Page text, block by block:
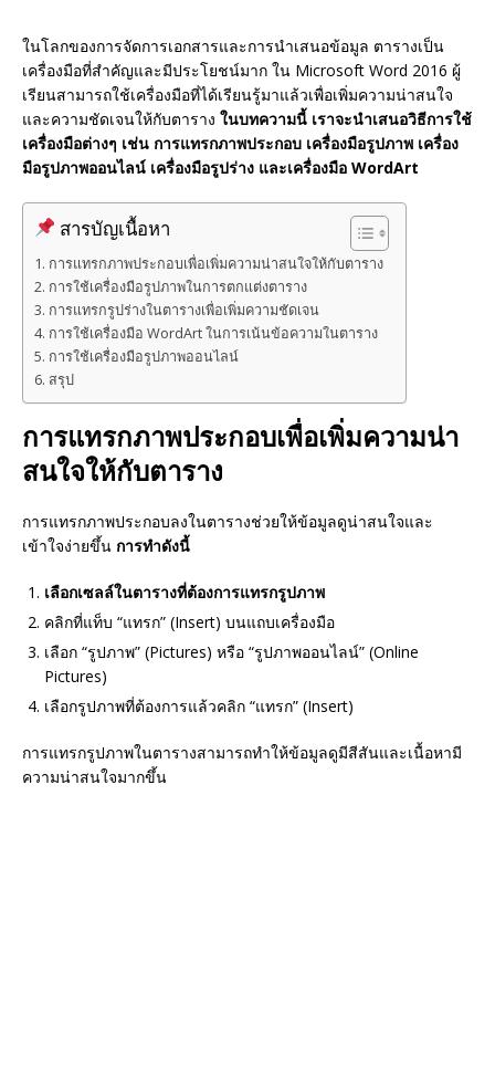
ในโลกของการจัดการเอกสารและการนำเสนอข้อมูล ตารางเป็น
เครื่องมือที่สำคัญและมีประโยชน์มาก ใน Microsoft Word 2016 ผู้
เรียนสามารถใช้เครื่องมือที่ได้เรียนรู้มาแล้วเพื่อเพิ่มความน่าสนใจ
และความชัดเจนให้กับตาราง ในบทความนี้ เราจะนำเสนอวิธีการใช้
เครื่องมือต่างๆ เช่น การแทรกภาพประกอบ เครื่องมือรูปภาพ เครื่อง
มือรูปภาพออนไลน์ เครื่องมือรูปร่าง และเครื่องมือ WordArt
สารบัญเนื้อหา
การแทรกภาพประกอบเพื่อเพิ่มความน่าสนใจให้กับตาราง
การใช้เครื่องมือรูปภาพในการตกแต่งตาราง
การแทรกรูปร่างในตารางเพื่อเพิ่มความชัดเจน
การใช้เครื่องมือ WordArt ในการเน้นข้อความในตาราง
การใช้เครื่องมือรูปภาพออนไลน์
สรุป
การแทรกภาพประกอบเพื่อเพิ่มความน่า
สนใจให้กับตาราง
การแทรกภาพประกอบลงในตารางช่วยให้ข้อมูลดูน่าสนใจและ
เข้าใจง่ายขึ้น การทำดังนี้
เลือกเซลล์ในตารางที่ต้องการแทรกรูปภาพ
คลิกที่แท็บ “แทรก” (Insert) บนแถบเครื่องมือ
เลือก “รูปภาพ” (Pictures) หรือ “รูปภาพออนไลน์” (Online
Pictures)
เลือกรูปภาพที่ต้องการแล้วคลิก “แทรก” (Insert)
การแทรกรูปภาพในตารางสามารถทำให้ข้อมูลดูมีสีสันและเนื้อหามี
ความน่าสนใจมากขึ้น